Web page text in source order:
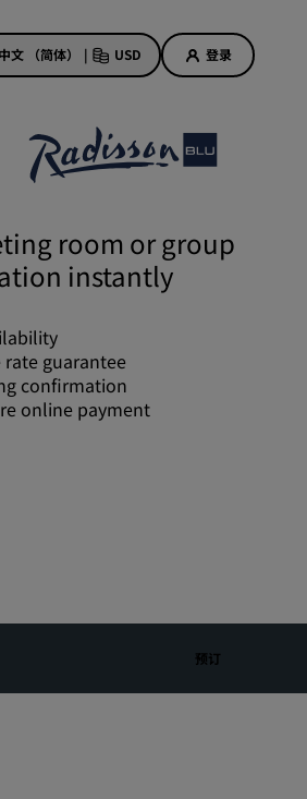
中文 （简体） | USD 登录
优惠
的初遇，丰厚的奖励
特惠
套餐
灵感
旅客
room or group
instantly
guarantee
confirmation
online payment
预订